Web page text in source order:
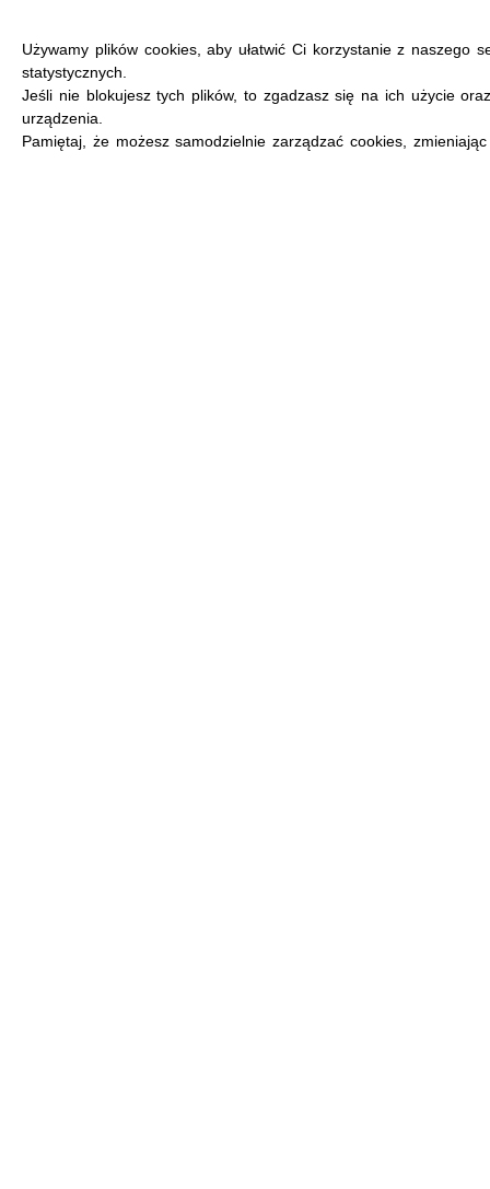
Używamy plików cookies, aby ułatwić Ci korzystanie z naszego
statystycznych.
Jeśli nie blokujesz tych plików, to zgadzasz się na ich użycie
urządzenia.
Pamiętaj, że możesz samodzielnie zarządzać cookies,
MENU